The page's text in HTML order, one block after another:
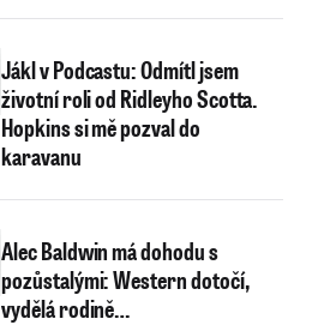
Jákl v Podcastu: Odmítl jsem
životní roli od Ridleyho Scotta.
Hopkins si mě pozval do
karavanu
Alec Baldwin má dohodu s
pozůstalými: Western dotočí,
vydělá rodině…